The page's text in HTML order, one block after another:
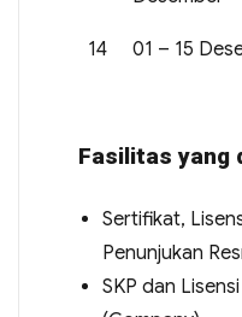
14 01 – 15
Fasilitas yang
Sertifikat,
Penunjukan
SKP dan